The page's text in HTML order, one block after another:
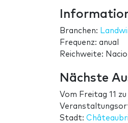
Branchen:
Frequenz: anual
Reichweite:
Nächste
Vom Freitag 11 zu
Stadt: